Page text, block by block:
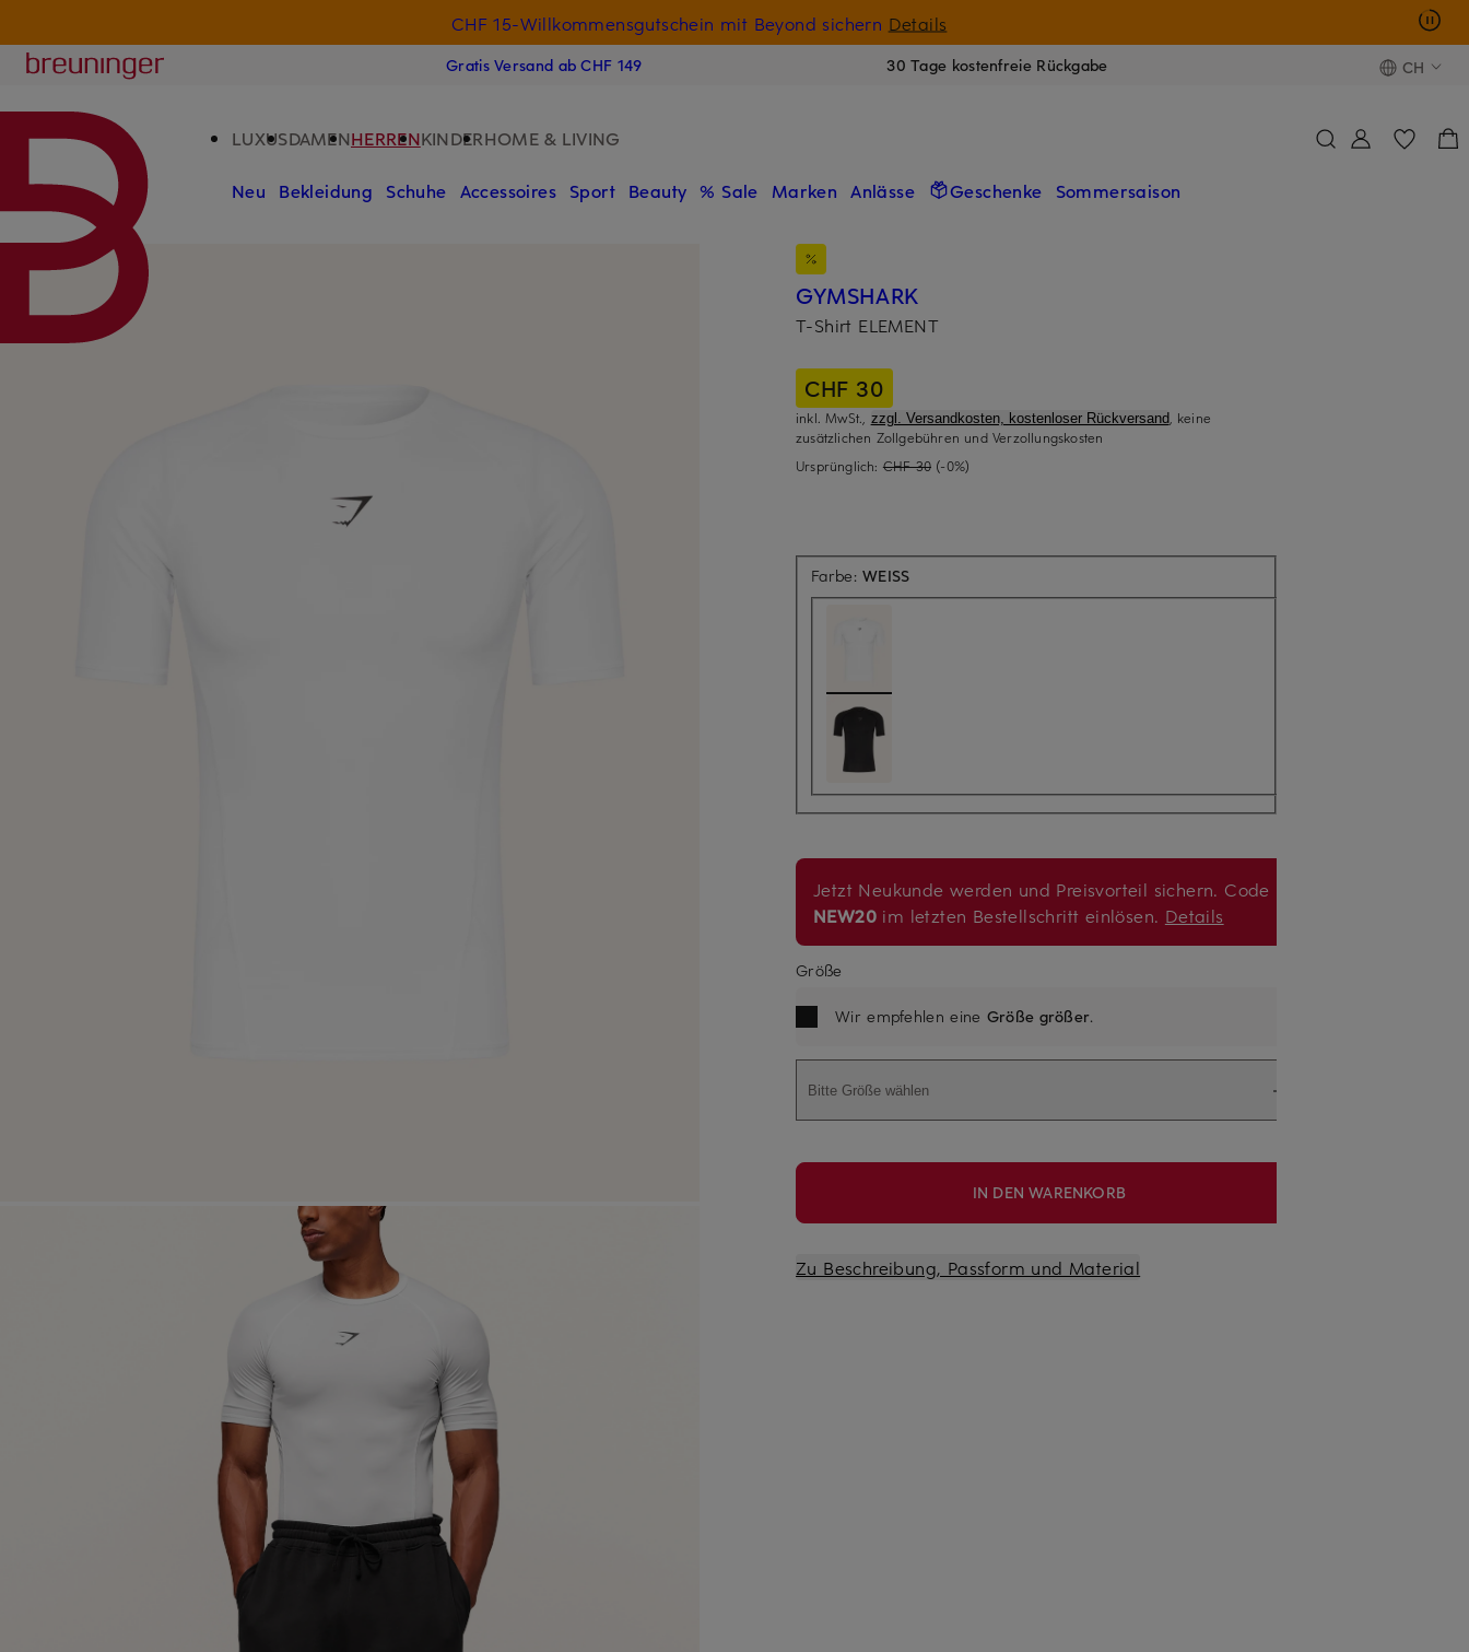
CHF 15-Willkommensgutschein mit Beyond sichern Details
Breuninger
Gratis Versand ab CHF 149 30 Tage kostenfreie Rückgabe CH
LUXUSDAMENHERRENKINDERHOME & LIVING
Neu Bekleidung Schuhe Accessoires Sport Beauty % Sale Marken Anlässe Geschenke Sommersaison
GYMSHARK
T-Shirt ELEMENT
CHF 30
inkl. MwSt., zzgl. Versandkosten, kostenloser Rückversand, keine
zusätzlichen Zollgebühren und Verzollungskosten
Ursprünglich: CHF 30 (-0%)
Farbe:WEISS
Jetzt Neukunde werden und Preisvorteil sichern. Code
NEW20 im letzten Bestellschritt einlösen. Details
Größe
Wir empfehlen eine Größe größer.
Bitte Größe wählen
IN DEN WARENKORB
Zu Beschreibung, Passform und Material